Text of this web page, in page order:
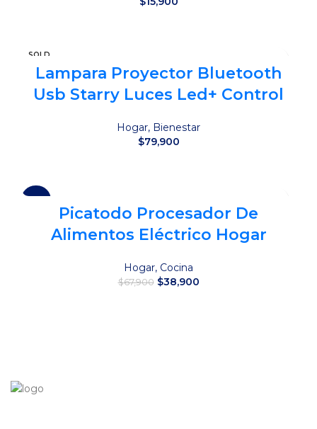
SOLD
Lampara Proyector Bluetooth
Usb Starry Luces Led+ Control
Hogar, Bienestar
$79,900
Picatodo Procesador De
Alimentos Eléctrico Hogar
Hogar, Cocina
$67,900 El
$38,900El